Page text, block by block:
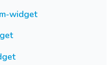
widget